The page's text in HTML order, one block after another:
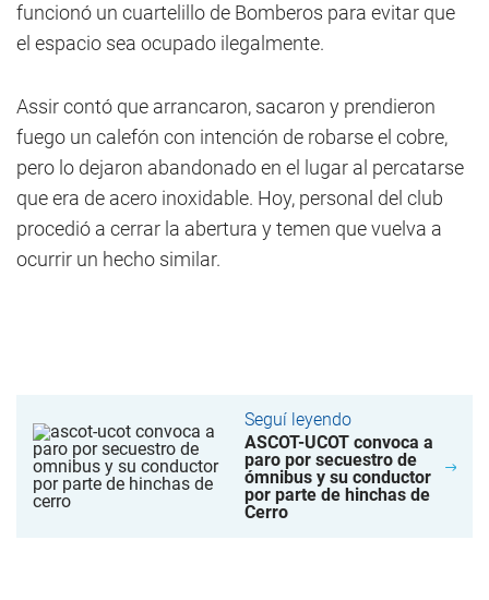
funcionó un cuartelillo de Bomberos para evitar que
el espacio sea ocupado ilegalmente.
Assir contó que arrancaron, sacaron y prendieron
fuego un calefón con intención de robarse el cobre,
pero lo dejaron abandonado en el lugar al percatarse
que era de acero inoxidable. Hoy, personal del club
procedió a cerrar la abertura y temen que vuelva a
ocurrir un hecho similar.
Seguí leyendo
ASCOT-UCOT convoca a
paro por secuestro de
ómnibus y su conductor
por parte de hinchas de
Cerro